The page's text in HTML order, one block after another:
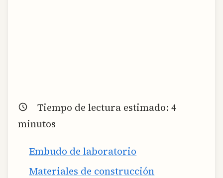
Tiempo de lectura estimado: 4
minutos
Embudo de laboratorio
Materiales de construcción